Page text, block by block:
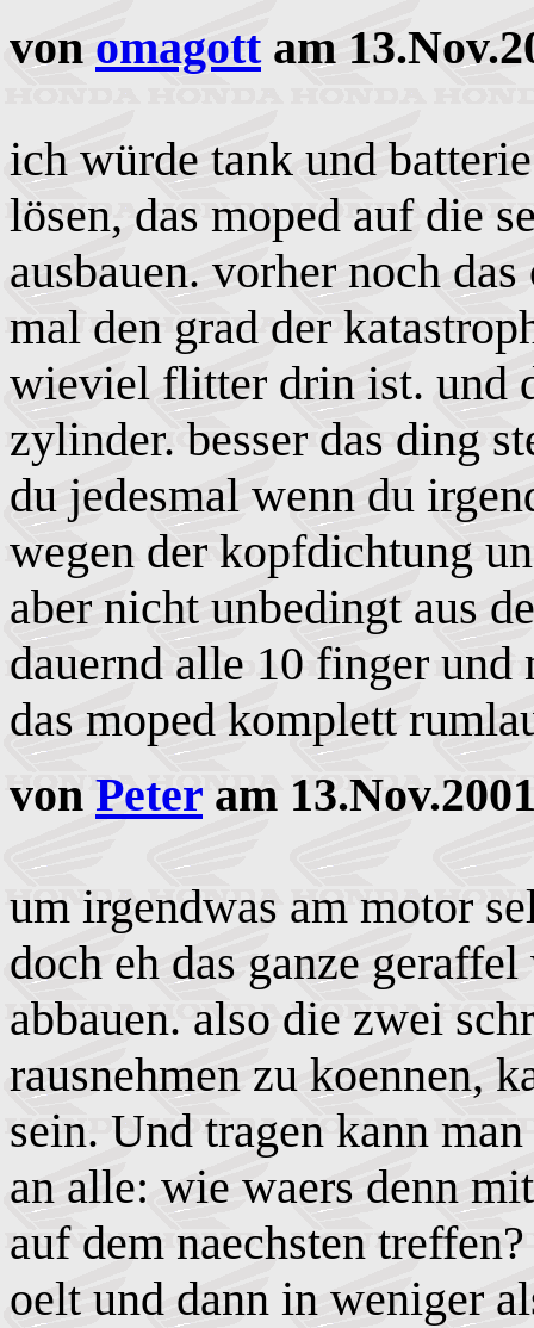
von omagottam
ich würde tank und
lösen, das moped auf die
ausbauen. vorher noch
mal den grad der
wieviel flitter drin ist. und
zylinder. besser das ding
du jedesmal wenn du
wegen der kopfdichtung
aber nicht unbedingt aus
dauernd alle 10 finger und
das moped komplett
von Peter am
um irgendwas am motor
doch eh das ganze
abbauen. also die zwei
rausnehmen zu koennen,
sein. Und tragen kann
an alle: wie waers denn
auf dem naechsten
oelt und dann in weniger